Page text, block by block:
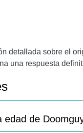
detallada sobre el
una respuesta
edad de